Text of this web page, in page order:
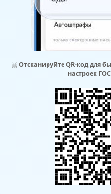
⛆ Отсканируйте QR-код для
настроек